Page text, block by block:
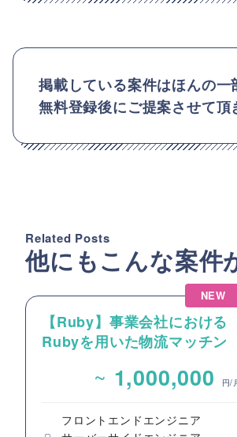
掲載している案件はほんの一
無料登録後にご提案させて頂
Related Posts
他にもこんな案件
NEW
【Ruby】事業会社における
Rubyを用いた物流マッチン
エンドエンジニア募集
~ 1,000,000 円/
フロントエンドエンジニア